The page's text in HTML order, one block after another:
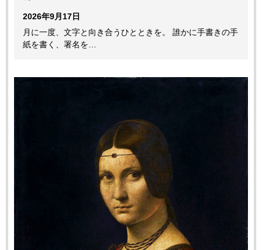
2026年9月17日
月に一度、文字と向き合うひとときを。 誰かに手書きの手
紙を書く、署名を…